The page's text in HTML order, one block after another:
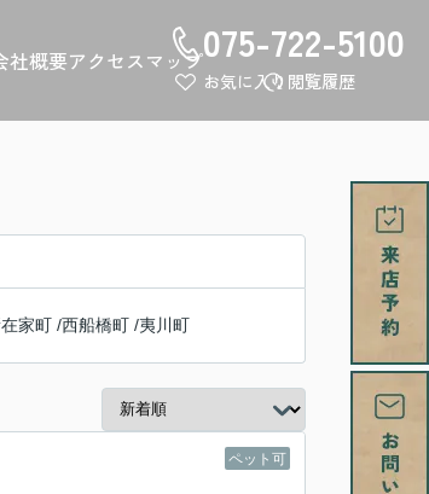
社概要アクセスマップ075-722-5100
お気に入り 閲覧履歴
家町 /西船橋町 /夷川町
ペット可